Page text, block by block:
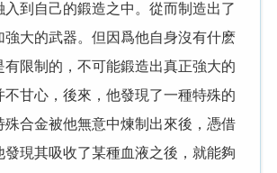
入到自己的鍛造之中。從而制造出了
強大的武器。但因爲他自身沒有什麽
有限制的，不可能鍛造出真正強大的
不甘心，後來，他發現了一種特殊的
殊合金被他無意中煉制出來後，憑借
發現其吸收了某種血液之後，就能夠